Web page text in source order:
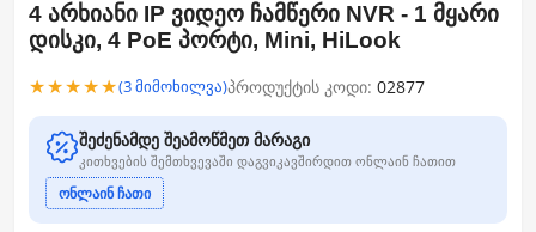
4 არხიანი IP ვიდეო ჩამწერი NVR - 1 მყარი
დისკი, 4 PoE პორტი, Mini, HiLook
★★★★★(3 მიმოხილვა)პროდუქტის კოდი: 02877
შეძენამდე შეამოწმეთ მარაგი
კითხვების შემთხვევაში დაგვიკავშირდით ონლაინ ჩათით
ონლაინ ჩათი